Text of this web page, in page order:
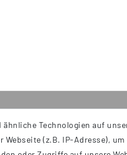
Technologien auf
(z.B. IP-Adresse),